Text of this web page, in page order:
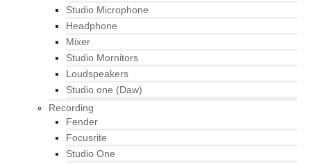
Studio Microphone
Headphone
Mixer
Studio Mornitors
Loudspeakers
Studio one (Daw)
Recording
Fender
Focusrite
Studio One